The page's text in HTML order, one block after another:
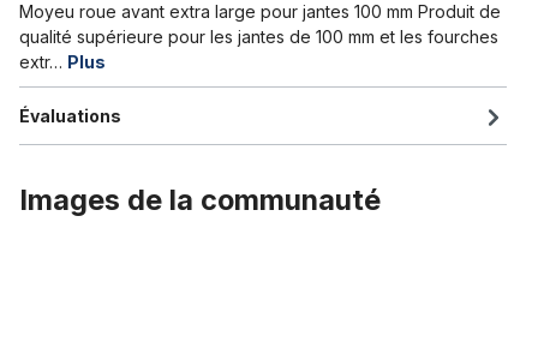
Moyeu roue avant extra large pour jantes 100 mm Produit de
qualité supérieure pour les jantes de 100 mm et les fourches
extr… Plus
Évaluations
Images de la communauté